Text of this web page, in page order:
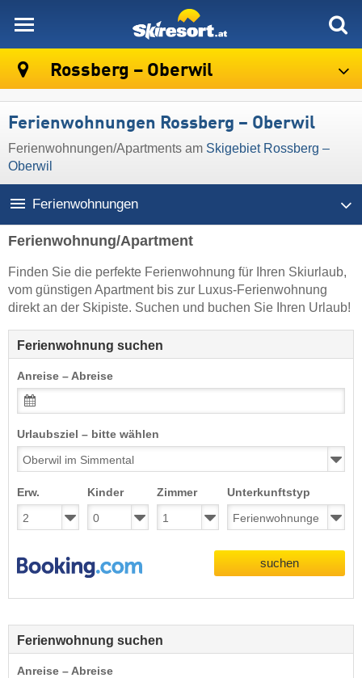
Rossberg – Oberwil
Ferienwohnungen Rossberg – Oberwil
Ferienwohnungen/Apartments am Skigebiet Rossberg –
Oberwil
Ferienwohnungen
Ferienwohnung/Apartment
Finden Sie die perfekte Ferienwohnung für Ihren Skiurlaub,
vom günstigen Apartment bis zur Luxus-Ferienwohnung
direkt an der Skipiste. Suchen und buchen Sie Ihren Urlaub!
Ferienwohnung suchen
Anreise – Abreise
Urlaubsziel – bitte wählen
Erw. Kinder Zimmer Unterkunftstyp
suchen
Ferienwohnung suchen
Anreise – Abreise